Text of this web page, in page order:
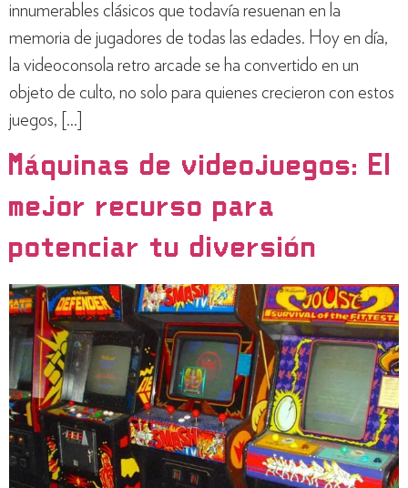
innumerables clásicos que todavía resuenan en la
memoria de jugadores de todas las edades. Hoy en día,
la videoconsola retro arcade se ha convertido en un
objeto de culto, no solo para quienes crecieron con estos
juegos, […]
Máquinas de videojuegos: El
mejor recurso para
potenciar tu diversión